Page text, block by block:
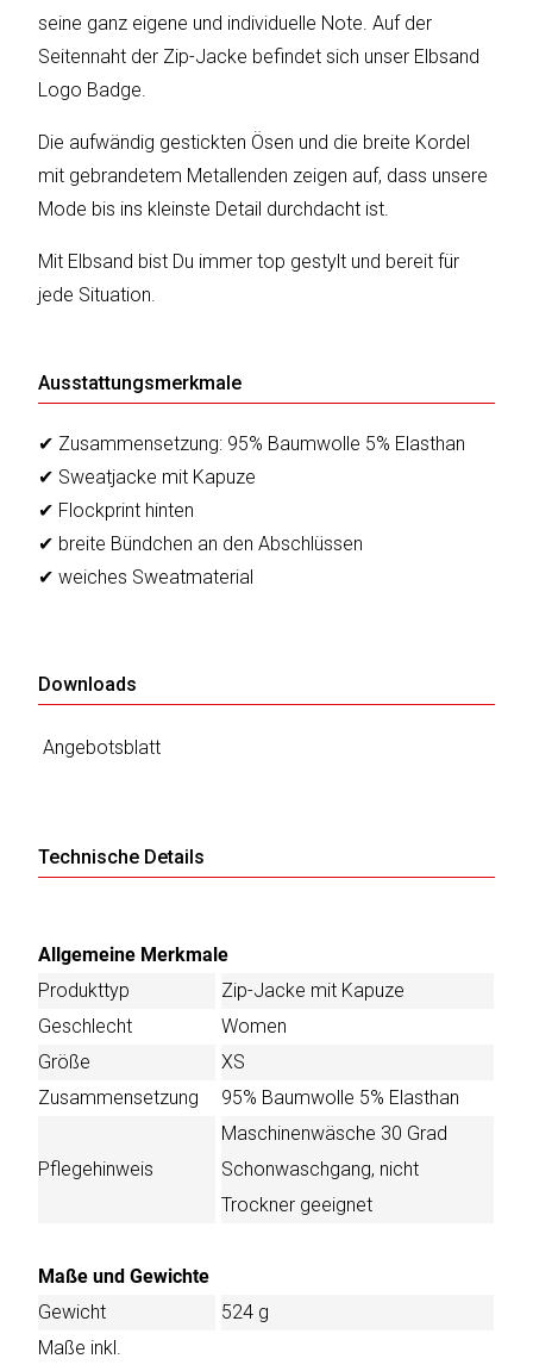
Katalog
Preisliste
seine ganz eigene und individuelle Note. Auf der
Seitennaht der Zip-Jacke befindet sich unser Elbsand
Logo Badge.
Die aufwändig gestickten Ösen und die breite Kordel
mit gebrandetem Metallenden zeigen auf, dass unsere
Mode bis ins kleinste Detail durchdacht ist.
Mit Elbsand bist Du immer top gestylt und bereit für
jede Situation.
Ausstattungsmerkmale
✔ Zusammensetzung: 95% Baumwolle 5% Elasthan
✔ Sweatjacke mit Kapuze
✔ Flockprint hinten
✔ breite Bündchen an den Abschlüssen
✔ weiches Sweatmaterial
Downloads
Angebotsblatt
Technische Details
Allgemeine Merkmale
Produkttyp
Zip-Jacke mit Kapuze
Geschlecht
Women
Größe
XS
Zusammensetzung
95% Baumwolle 5% Elasthan
Pflegehinweis
Maschinenwäsche 30 Grad
Schonwaschgang, nicht
Trockner geeignet
Maße und Gewichte
Gewicht
524 g
Maße inkl.